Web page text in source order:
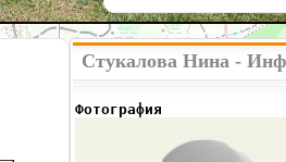
Стукалова Нина -
Фотография